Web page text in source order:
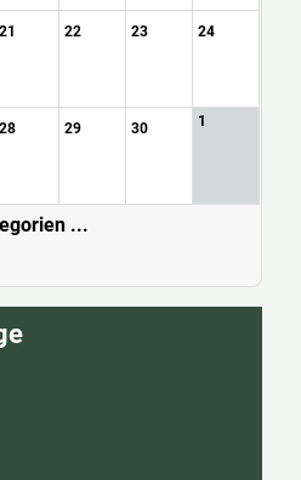
21 22 23 24
28 29 30 1
...